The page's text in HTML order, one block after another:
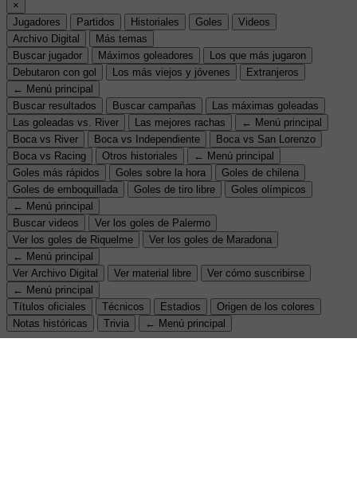
×
Jugadores
Partidos Historiales Goles
Videos
Archivo Digital
Más temas
Buscar jugador
Máximos goleadores
Los que más jugaron
Debutaron con gol
Los más viejos y jóvenes
Extranjeros
← Menú principal
Buscar resultados
Buscar campañas
Las máximas goleadas
Las goleadas vs. River
Las mejores rachas
← Menú principal
Boca vs River
Boca vs Independiente
Boca vs San Lorenzo
Boca vs Racing
Otros historiales
← Menú principal
Goles más rápidos
Goles sobre la hora
Goles de chilena
Goles de emboquillada
Goles de tiro libre
Goles olímpicos
← Menú principal
Buscar videos
Ver los goles de Palermo
Ver los goles de Riquelme
Ver los goles de Maradona
← Menú principal
Ver Archivo Digital
Ver material libre
Ver cómo suscribirse
← Menú principal
Títulos oficiales
Técnicos Estadios
Origen de los colores
Notas históricas
Trivia ← Menú principal